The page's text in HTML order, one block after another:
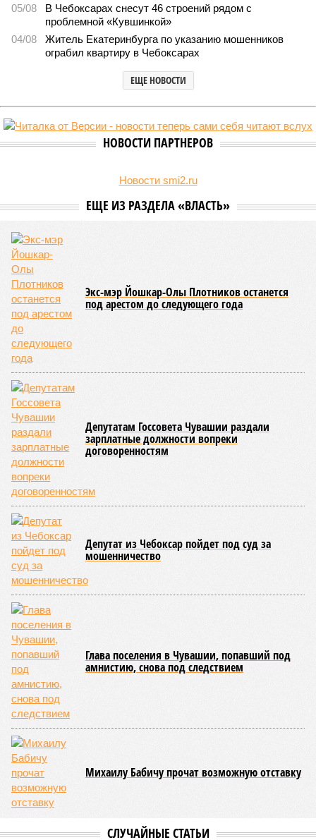
детских лагерей (фото: pixnio.com)
Руководитель Управления Роспотребнадзора по Чувашской
Республике Татьяна Гермонова принимала участие в заседании
Межведомственной комиссии, занимающейся вопросами
организации детского отдыха и оздоровления в регионе. В
летней оздоровительной кампании 2026 года и промежуточные
были обобщены
мероприятий в детских оздоровительных лагерях. В
нынешнем сезоне функционирует 299 таких учреждений,
причём 14 из них относятся к загородному типу. Сотрудники
ведомства осуществили 105 выездных проверок и
профилактических визитов, что позволило охватить
проверочными действиями значительную долю лагерей. По
итогам проведённых мероприятий различные нарушения
были зафиксированы в 33 учреждениях. В адрес
администраций этих объектов были вынесены
предписания, обязывающие устранить выявленные
недостатки.
Среди наиболее часто встречающихся нарушений
оказались следующие: ненадлежащее содержание
территории и несоблюдение санитарно-гигиенических норм
на ней; нарушения в процессе организации питания детей и
при обеспечении питьевого режима; а также
несвоевременное или неполное проведение медицинских
осмотров сотрудников лагерей.
Особый контроль был направлен на персонал,
работающий на пищеблоках. В ходе этих проверок у 20
человек были обнаружены возбудители инфекций –
указанные сотрудники были незамедлительно отстранены
от выполнения своих обязанностей и направлены на
лечение.
Представители ведомства отметили, что оперативное
принятие указанных мер позволило избежать
возникновения массовых инфекционных заболеваний
среди детей, находившихся в оздоровительных
учреждениях.
Помимо этого, специалистами проводился лабораторный
контроль качества воды и готовой продукции: из всех
отобранных проб воды в двух случаях (что составило
1,9%) были зафиксированы отклонения по
микробиологическим показателям; также одно готовое
блюдо не соответствовало установленным нормам по